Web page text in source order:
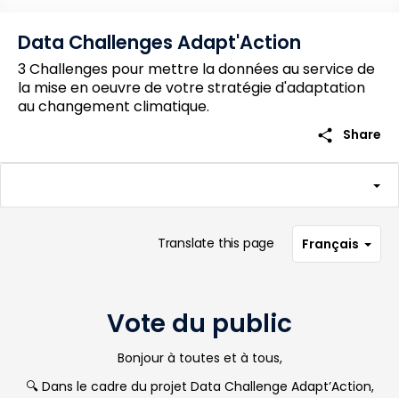
Data Challenges Adapt'Action
3 Challenges pour mettre la données au service de
la mise en oeuvre de votre stratégie d'adaptation
au changement climatique.
share Share
Translate this page Français
Vote du public
Bonjour à toutes et à tous,
🔍 Dans le cadre du projet Data Challenge Adapt’Action,